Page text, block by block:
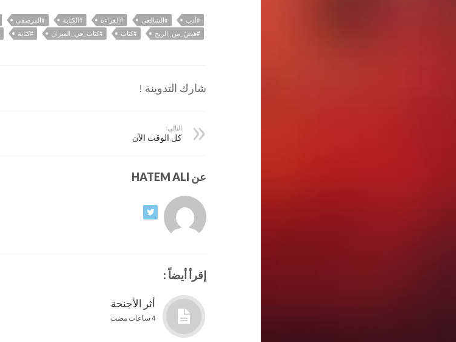
#أدب #الشافعي #القراءة #الكتابة #المرصفي
#قبضٌ_من_الريح
#كتاب #كتاب_في_الميزان #كتابة
شارك التدوينة !
التالي:
كل الوقت الآن
عن HATEM ALI
إقرأ أيضاً :
أثر الأجنحة
4 ساعات مضت